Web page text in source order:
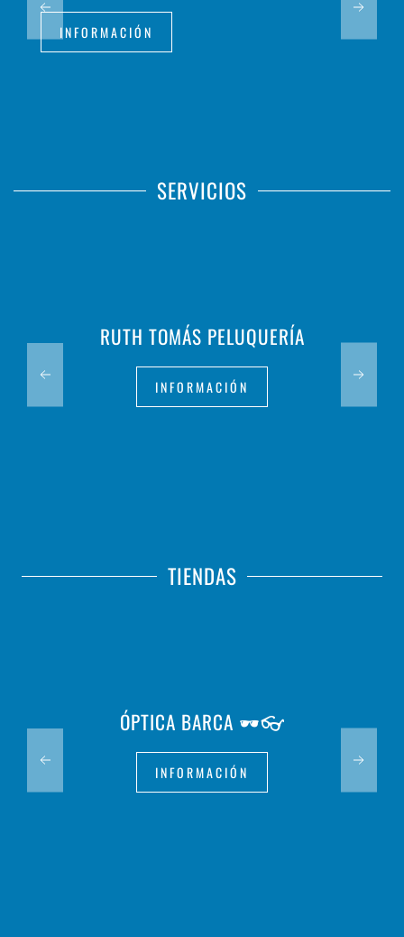
INFORMACIÓN
SERVICIOS
RUTH TOMÁS PELUQUERÍA
INFORMACIÓN
TIENDAS
ÓPTICA BARCA 🕶️👓
INFORMACIÓN